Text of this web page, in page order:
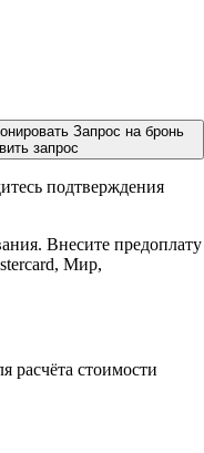
Запрос на бронь
запрос
подтверждения
Внесите предоплату
Мир,
расчёта стоимости